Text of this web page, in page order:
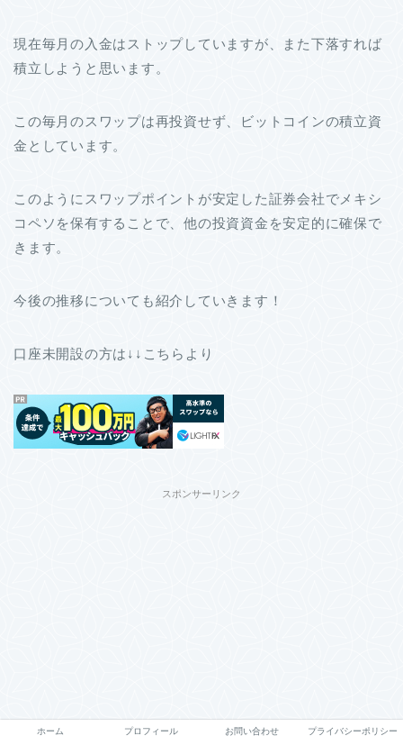
現在毎月の入金はストップしていますが、また下落すれば
積立しようと思います。
この毎月のスワップは再投資せず、ビットコインの積立資
金としています。
このようにスワップポイントが安定した証券会社でメキシ
コペソを保有することで、他の投資資金を安定的に確保で
きます。
今後の推移についても紹介していきます！
口座未開設の方は↓↓こちらより
スポンサーリンク
ホーム プロフィール お問い合わせ プライバシーポリシー